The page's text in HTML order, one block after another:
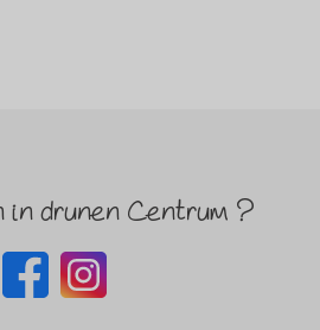
in drunen Centrum ?